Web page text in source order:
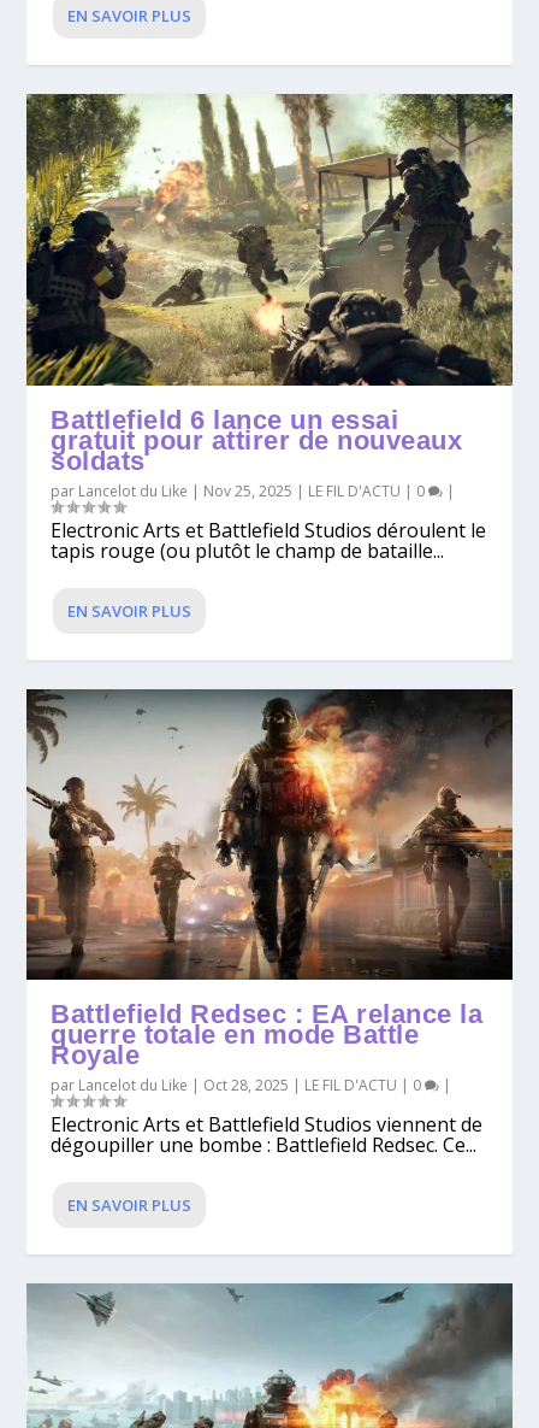
EN SAVOIR PLUS
Battlefield 6 lance un essai
gratuit pour attirer de nouveaux
soldats
par Lancelot du Like | Nov 25, 2025 | LE FIL D'ACTU | 0 |
Electronic Arts et Battlefield Studios déroulent le
tapis rouge (ou plutôt le champ de bataille...
EN SAVOIR PLUS
Battlefield Redsec : EA relance la
guerre totale en mode Battle
Royale
par Lancelot du Like | Oct 28, 2025 | LE FIL D'ACTU | 0 |
Electronic Arts et Battlefield Studios viennent de
dégoupiller une bombe : Battlefield Redsec. Ce...
EN SAVOIR PLUS